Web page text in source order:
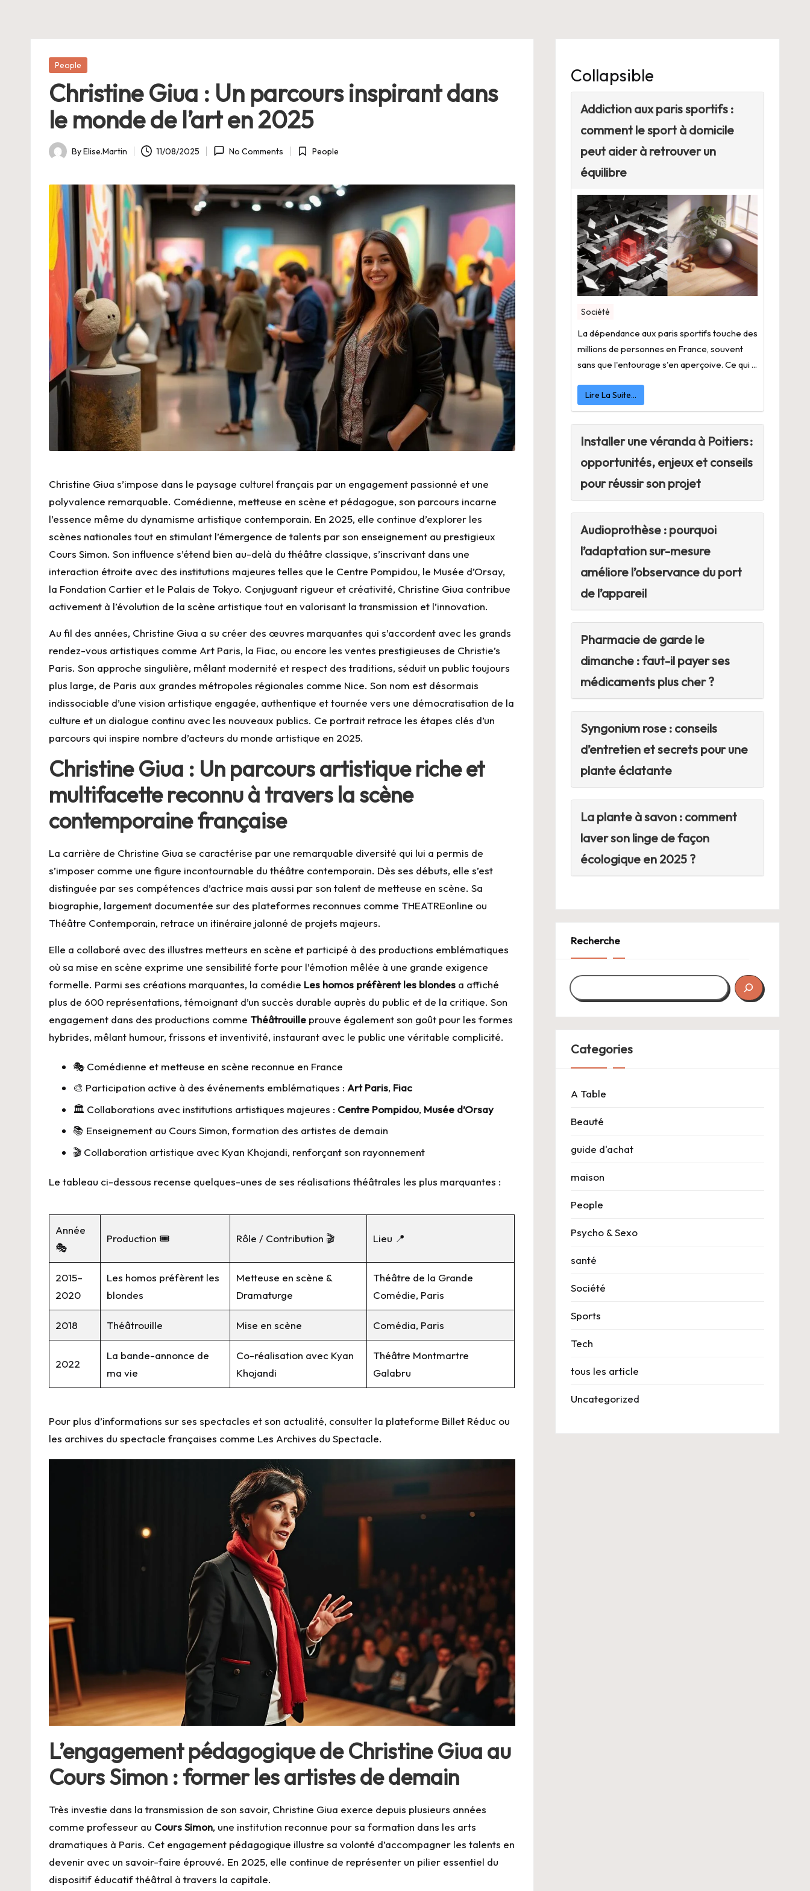
Posted
People
Christine Giua : Un parcours inspirant dans
le monde de l’art en 2025
Posted
ByElise.Martin 11/08/2025 No Comments
Posted
People
Christine Giua s’impose dans le paysage culturel français par un engagement passionné et une
polyvalence remarquable. Comédienne, metteuse en scène et pédagogue, son parcours incarne
l’essence même du dynamisme artistique contemporain. En 2025, elle continue d’explorer les
scènes nationales tout en stimulant l’émergence de talents par son enseignement au prestigieux
Cours Simon. Son influence s’étend bien au-delà du théâtre classique, s’inscrivant dans une
interaction étroite avec des institutions majeures telles que le Centre Pompidou, le Musée d’Orsay,
la Fondation Cartier et le Palais de Tokyo. Conjuguant rigueur et créativité, Christine Giua contribue
activement à l’évolution de la scène artistique tout en valorisant la transmission et l’innovation.
Au fil des années, Christine Giua a su créer des œuvres marquantes qui s’accordent avec les grands
rendez-vous artistiques comme Art Paris, la Fiac, ou encore les ventes prestigieuses de Christie’s
Paris. Son approche singulière, mêlant modernité et respect des traditions, séduit un public toujours
plus large, de Paris aux grandes métropoles régionales comme Nice. Son nom est désormais
indissociable d’une vision artistique engagée, authentique et tournée vers une démocratisation de la
culture et un dialogue continu avec les nouveaux publics. Ce portrait retrace les étapes clés d’un
parcours qui inspire nombre d’acteurs du monde artistique en 2025.
Christine Giua : Un parcours artistique riche et
multifacette reconnu à travers la scène
contemporaine française
La carrière de Christine Giua se caractérise par une remarquable diversité qui lui a permis de
s’imposer comme une figure incontournable du théâtre contemporain. Dès ses débuts, elle s’est
distinguée par ses compétences d’actrice mais aussi par son talent de metteuse en scène. Sa
biographie, largement documentée sur des plateformes reconnues comme THEATREonline ou
Théâtre Contemporain, retrace un itinéraire jalonné de projets majeurs.
Elle a collaboré avec des illustres metteurs en scène et participé à des productions emblématiques
où sa mise en scène exprime une sensibilité forte pour l’émotion mêlée à une grande exigence
formelle. Parmi ses créations marquantes, la comédie Les homos préfèrent les blondes a affiché
plus de 600 représentations, témoignant d’un succès durable auprès du public et de la critique. Son
engagement dans des productions comme Théâtrouille prouve également son goût pour les formes
hybrides, mêlant humour, frissons et inventivité, instaurant avec le public une véritable complicité.
🎭 Comédienne et metteuse en scène reconnue en France
🎨 Participation active à des événements emblématiques : Art Paris, Fiac
🏛 Collaborations avec institutions artistiques majeures : Centre Pompidou, Musée d’Orsay
📚 Enseignement au Cours Simon, formation des artistes de demain
🎬 Collaboration artistique avec Kyan Khojandi, renforçant son rayonnement
Le tableau ci-dessous recense quelques-unes de ses réalisations théâtrales les plus marquantes :
Année
🎭
Production 🎟️ Rôle / Contribution 🎬 Lieu 📍
2015–
2020
Les homos préfèrent les
blondes
Metteuse en scène &
Dramaturge
Théâtre de la Grande
Comédie, Paris
2018 Théâtrouille Mise en scène Comédia, Paris
2022
La bande-annonce de
ma vie
Co-réalisation avec Kyan
Khojandi
Théâtre Montmartre
Galabru
Pour plus d’informations sur ses spectacles et son actualité, consulter la plateforme Billet Réduc ou
les archives du spectacle françaises comme Les Archives du Spectacle.
L’engagement pédagogique de Christine Giua au
Cours Simon : former les artistes de demain
Très investie dans la transmission de son savoir, Christine Giua exerce depuis plusieurs années
comme professeur au Cours Simon, une institution reconnue pour sa formation dans les arts
dramatiques à Paris. Cet engagement pédagogique illustre sa volonté d’accompagner les talents en
devenir avec un savoir-faire éprouvé. En 2025, elle continue de représenter un pilier essentiel du
dispositif éducatif théâtral à travers la capitale.
Collapsible
Addiction aux paris sportifs :
comment le sport à domicile
peut aider à retrouver un
équilibre
Société
La dépendance aux paris sportifs touche des
millions de personnes en France, souvent
sans que l'entourage s'en aperçoive. Ce qui ...
Lire La Suite…
Installer une véranda à Poitiers :
opportunités, enjeux et conseils
pour réussir son projet
Audioprothèse : pourquoi
l’adaptation sur-mesure
améliore l’observance du port
de l’appareil
Pharmacie de garde le
dimanche : faut-il payer ses
médicaments plus cher ?
Syngonium rose : conseils
d’entretien et secrets pour une
plante éclatante
La plante à savon : comment
laver son linge de façon
écologique en 2025 ?
Recherche
Categories
A Table
Beauté
guide d'achat
maison
People
Psycho & Sexo
santé
Société
Sports
Tech
tous les article
Uncategorized